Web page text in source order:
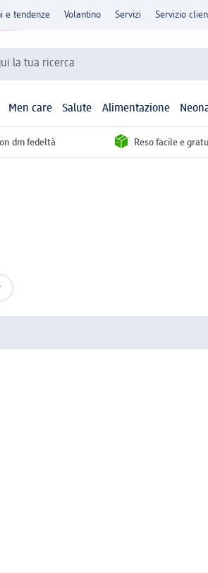
e tendenze Volantino Servizi Servizio
la tua ricerca
Men care Salute Alimentazione
dm fedeltà Reso facile e